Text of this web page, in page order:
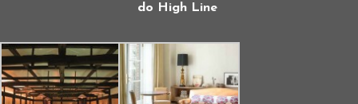
do High Line